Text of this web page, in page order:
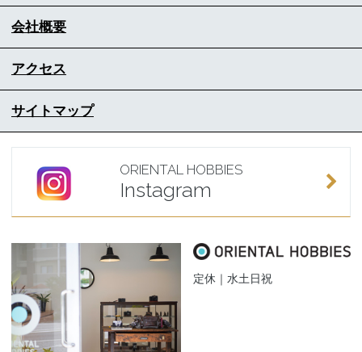
会社概要
アクセス
サイトマップ
ORIENTAL HOBBIES
Instagram
定休｜水土日祝